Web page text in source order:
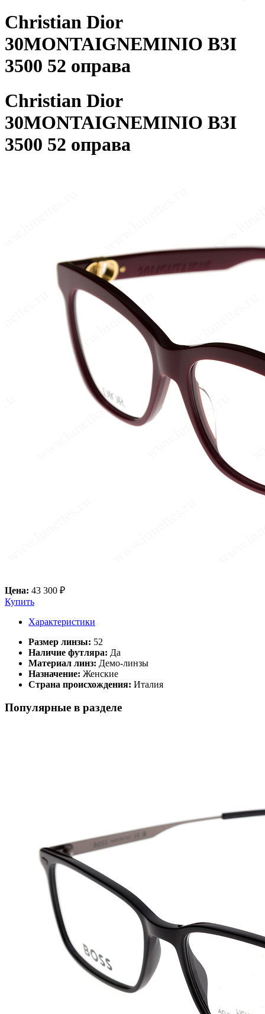
Christian Dior
30MONTAIGNEMINIO B3I
3500 52 оправа
Christian Dior
30MONTAIGNEMINIO B3I
3500 52 оправа
Цена: 43 300 ₽
Купить
Характеристики
Размер линзы: 52
Наличие футляра: Да
Материал линз: Демо-линзы
Назначение: Женские
Страна происхождения: Италия
Популярные в разделе